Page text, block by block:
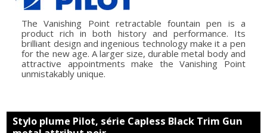
The Vanishing Point retractable fountain pen is a
product rich in both history and performance. Its
brilliant design and ingenious technology make it a pen
for the new age. A larger size, durable metal body and
attractive appointments make the Vanishing Point
unmistakably unique.
Stylo plume Pilot, série Capless Black Trim Gun